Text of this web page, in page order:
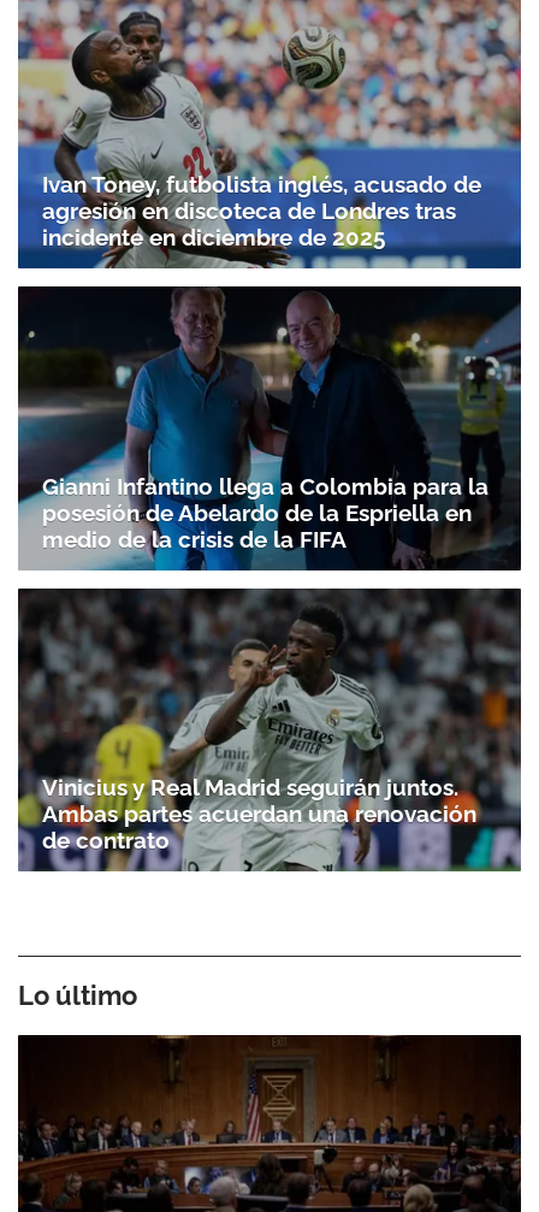
Ivan Toney, futbolista inglés, acusado de
agresión en discoteca de Londres tras
incidente en diciembre de 2025
Gianni Infantino llega a Colombia para la
posesión de Abelardo de la Espriella en
medio de la crisis de la FIFA
Vinicius y Real Madrid seguirán juntos.
Ambas partes acuerdan una renovación
de contrato
Lo último